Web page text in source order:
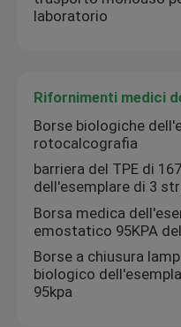
laboratorio
Rifornimenti medici
Borse biologiche
rotocalcografia
barriera del TPE di
dell'esemplare di 3
Borsa medica
emostatico 95KPA
Borse a chiusura
biologico
95kpa